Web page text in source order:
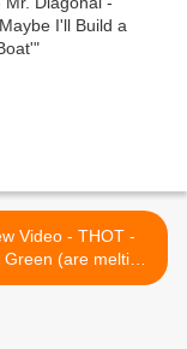
Video - THOT -
(are melting
a new seed)" - Live